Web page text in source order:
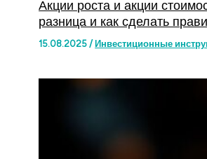
Акции роста и акции
разница и как сделать
15.08.2025/ Инвестиционные